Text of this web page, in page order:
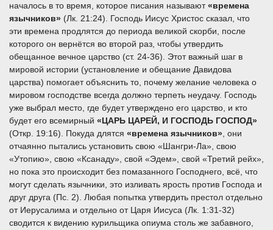
началось в то время, которое писания называют«времена
язычников» (Лк. 21:24). Господь Иисус Христос сказал, что
эти времена продлятся до периода великой скорби, после
которого он вернётся во второй раз, чтобы утвердить
обещанное вечное царство (ст. 24-36). Этот важный шаг в
мировой истории (установление и обещание Давидова
царства) помогает объяснить то, почему желание человека о
мировом господстве всегда должно терпеть неудачу. Господь
уже выбрал место, где будет утверждено его царство, и кто
будет его всемирный «ЦАРЬ ЦАРЕЙ, И ГОСПОДЬ ГОСПОД»
(Откр. 19:16). Покуда длятся «времена язычников» , они
отчаянно пытались установить свою «Шангри-Ла», свою
«Утопию», свою «Ксанаду», свой «Эдем», свой «Третий рейх»,
но пока это происходит без помазанного Господнего, всё, что
могут сделать язычники, это изливать ярость против Господа и
друг друга (Пс. 2). Любая попытка утвердить престол отдельно
от Иерусалима и отдельно от Царя Иисуса (Лк. 1:31-32)
сводится к видению курильщика опиума столь же забавного,